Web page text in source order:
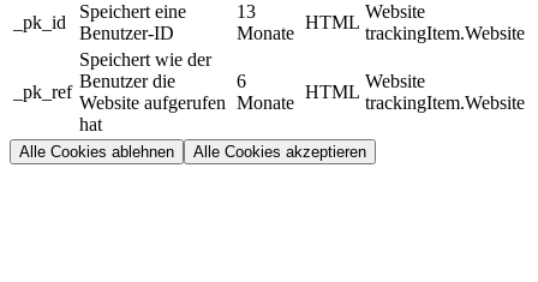
_pk_id
Speichert eine
Benutzer-ID
13
Monate
HTML
Website
trackingItem.Website
_pk_ref
Speichert wie der
Benutzer die
Website aufgerufen
hat
6
Monate
HTML
Website
trackingItem.Website
Alle Cookies ablehnen Alle Cookies akzeptieren